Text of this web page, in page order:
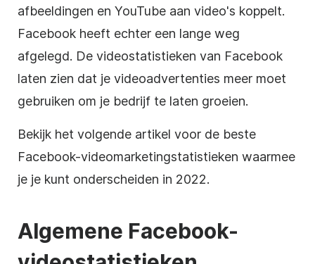
afbeeldingen en YouTube aan video's koppelt.
Facebook heeft echter een lange weg
afgelegd. De videostatistieken van Facebook
laten zien dat je videoadvertenties meer moet
gebruiken om je bedrijf te laten groeien.
Bekijk het volgende artikel voor de beste
Facebook-videomarketingstatistieken waarmee
je je kunt onderscheiden in 2022.
Algemene Facebook-